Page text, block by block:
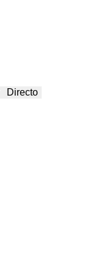
Directo